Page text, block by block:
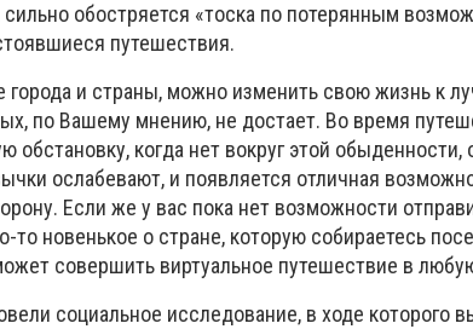
сильно обостряется «тоска по потерянным
путешествия.
и страны, можно изменить свою жизнь к
по Вашему мнению, не достает. Во время
обстановку, когда нет вокруг этой обыденности,
ослабевают, и появляется отличная
Если же у вас пока нет возможности
то новенькое о стране, которую собираетесь
совершить виртуальное путешествие в
социальное исследование, в ходе которого